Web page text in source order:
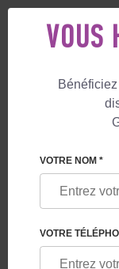
+33 805 081 801
POURQUOI
VOUS
VOTRE NOM *
VOTRE